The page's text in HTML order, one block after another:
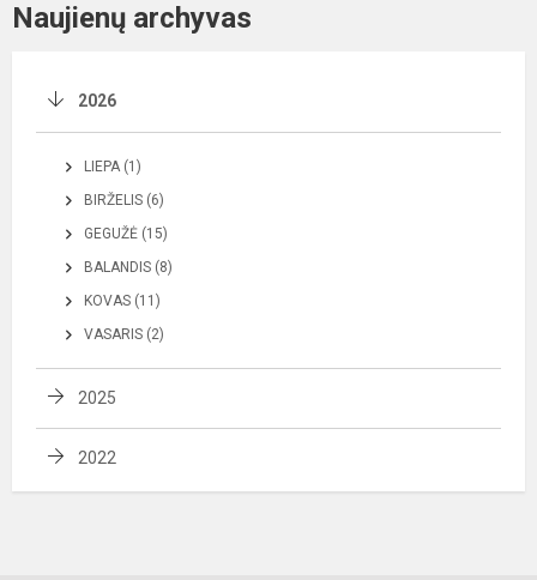
Naujienų archyvas
2026
LIEPA (1)
BIRŽELIS (6)
GEGUŽĖ (15)
BALANDIS (8)
KOVAS (11)
VASARIS (2)
2025
2022